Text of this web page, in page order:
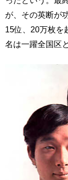
が、その英断が
15位、20万枚を
名は一躍全国区